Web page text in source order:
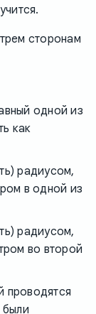
сторонам
одной из
как
радиусом,
в одной из
радиусом,
во второй
проводятся
были